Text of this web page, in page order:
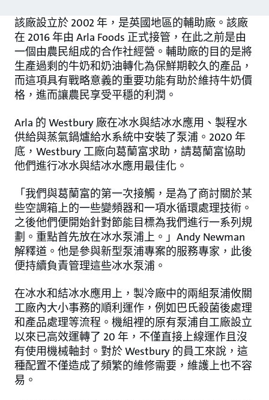
該廠設立於 2002 年，是英國地區的輔助廠。該廠
在 2016 年由 Arla Foods 正式接管，在此之前是由
一個由農民組成的合作社經營。輔助廠的目的是將
生產過剩的牛奶和奶油轉化為保鮮期較久的產品，
而這項具有戰略意義的重要功能有助於維持牛奶價
格，進而讓農民享受平穩的利潤。
Arla 的 Westbury 廠在冰水與結冰水應用、製程水
供給與蒸氣鍋爐給水系統中安裝了泵浦。2020 年
底，Westbury 工廠向葛蘭富求助，請葛蘭富協助
他們進行冰水與結冰水應用最佳化。
「我們與葛蘭富的第一次接觸，是為了商討關於某
些空調箱上的一些變頻器和一項水循環處理技術。
之後他們便開始針對節能目標為我們進行一系列規
劃。重點首先放在冰水泵浦上。」Andy Newman
解釋道。他是參與新型泵浦專案的服務專家，此後
便持續負責管理這些冰水泵浦。
在冰水和結冰水應用上，製冷廠中的兩組泵浦攸關
工廠內大小事務的順利運作，例如巴氏殺菌後處理
和產品處理等流程。機組裡的原有泵浦自工廠設立
以來已高效運轉了 20 年，不僅直接上線運作且沒
有使用機械軸封。對於 Westbury 的員工來說，這
種配置不僅造成了頻繁的維修需要，維護上也不容
易。